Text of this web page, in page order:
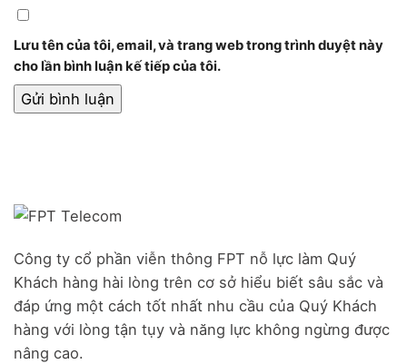
Lưu tên của tôi, email, và trang web trong trình duyệt này
cho lần bình luận kế tiếp của tôi.
Công ty cổ phần viễn thông FPT nỗ lực làm Quý
Khách hàng hài lòng trên cơ sở hiểu biết sâu sắc và
đáp ứng một cách tốt nhất nhu cầu của Quý Khách
hàng với lòng tận tụy và năng lực không ngừng được
nâng cao.